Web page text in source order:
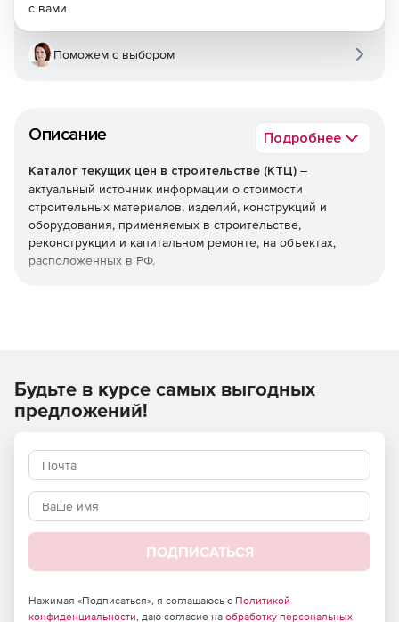
Описание Подробнее
Каталог текущих цен в строительстве (КТЦ) –
актуальный источник информации о стоимости
строительных материалов, изделий, конструкций и
оборудования, применяемых в строительстве,
реконструкции и капитальном ремонте, на объектах,
расположенных в РФ.
объектов, расположенных в Российской Федерации.
с вами
Поможем с выбором
Будьте в курсе самых выгодных
предложений!
ПОДПИСАТЬСЯ
Нажимая «Подписаться», я соглашаюсь с Политикой
конфиденциальности, даю согласие на обработку персональных